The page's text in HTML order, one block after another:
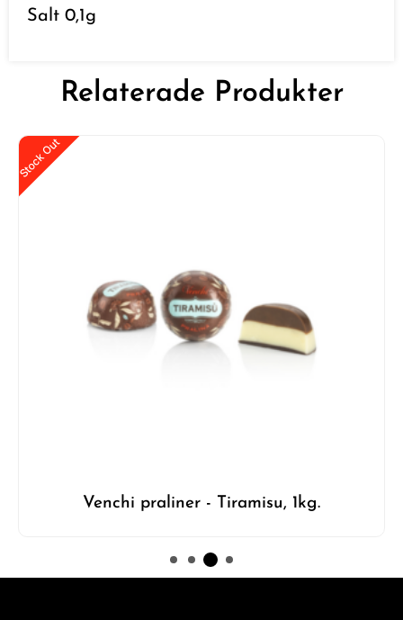
Salt 0,1g
Relaterade Produkter
Stock Out
Venchi praliner - Tiramisu, 1kg.